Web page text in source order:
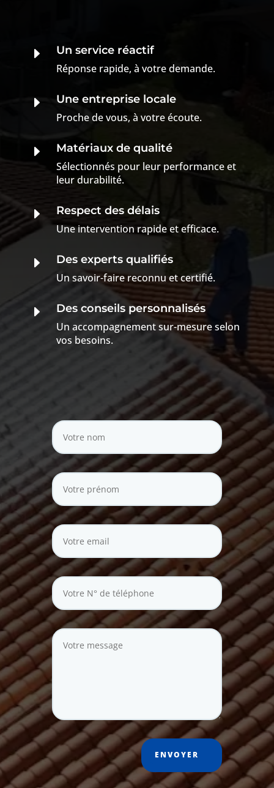
E
Un service réactif
Réponse rapide, à votre demande.
E
Une entreprise locale
Proche de vous, à votre écoute.
E
Matériaux de qualité
Sélectionnés pour leur performance et
leur durabilité.
E
Respect des délais
Une intervention rapide et efficace.
E
Des experts qualifiés
Un savoir-faire reconnu et certifié.
E
Des conseils personnalisés
Un accompagnement sur-mesure selon
vos besoins.
ENVOYER